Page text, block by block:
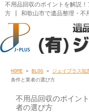
不用品回収のポイントを解説
方 | 和歌山市で遺品整理・不
HOME »BLOG » ジェイプラス知
条件と業者の選び方
不用品回収のポイン
者の選び方